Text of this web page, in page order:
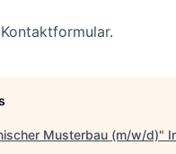
Musterbau (m/w/d)"